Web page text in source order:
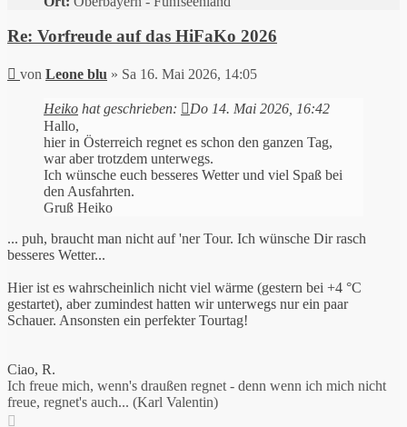
Re: Vorfreude auf das HiFaKo 2026
Beitrag
von Leone blu » Sa 16. Mai 2026, 14:05
Heiko hat geschrieben:
Do 14. Mai 2026, 16:42
Hallo,
hier in Österreich regnet es schon den ganzen Tag,
war aber trotzdem unterwegs.
Ich wünsche euch besseres Wetter und viel Spaß bei
den Ausfahrten.
Gruß Heiko
... puh, braucht man nicht auf 'ner Tour. Ich wünsche Dir rasch
besseres Wetter...
Hier ist es wahrscheinlich nicht viel wärme (gestern bei +4 °C
gestartet), aber zumindest hatten wir unterwegs nur ein paar
Schauer. Ansonsten ein perfekter Tourtag!
Ciao, R.
Ich freue mich, wenn's draußen regnet - denn wenn ich mich nicht
freue, regnet's auch... (Karl Valentin)